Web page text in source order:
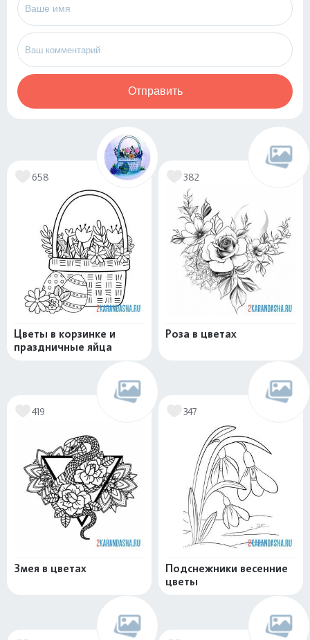
Отправить
658
Цветы в корзинке и
праздничные яйца
382
Роза в цветах
419
Змея в цветах
347
Подснежники весенние
цветы